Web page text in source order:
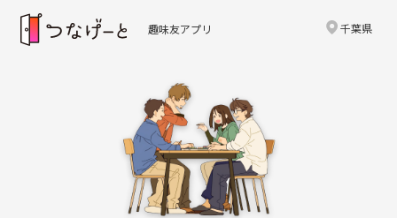
趣味友アプリ 千葉県